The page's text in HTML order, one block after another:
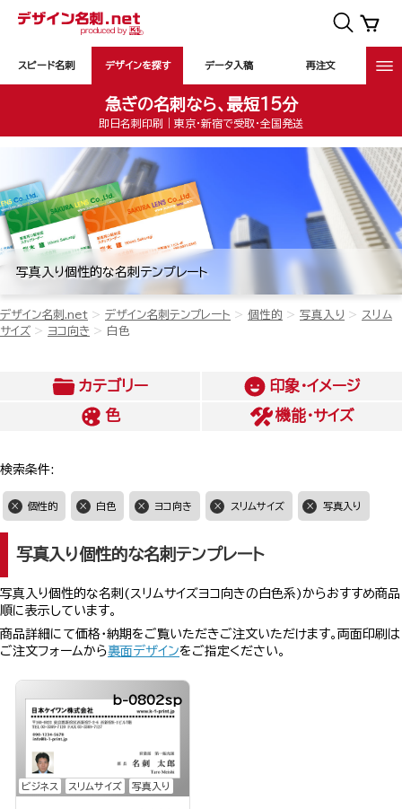
スピード名刺 デザインを探す データ入稿 再注文
急ぎの名刺なら、最短15分
即日名刺印刷｜東京・新宿で受取・全国発送
写真入り個性的な名刺テンプレート
デザイン名刺.net デザイン名刺テンプレート 個性的 写真入り
スリム
サイズ
ヨコ向き 白色
カテゴリー
印象・イメージ
色
機能・サイズ
検索条件:
個性的 白色 ヨコ向き スリムサイズ 写真入り
写真入り個性的な名刺テンプレート
写真入り個性的な名刺(スリムサイズヨコ向きの白色系)からおすすめ商品
順に表示しています。
商品詳細にて価格・納期をご覧いただきご注文いただけます。両面印刷は
ご注文フォームから裏面デザインをご指定ください。
ビジネス スリムサイズ 写真入り
b-0802sp